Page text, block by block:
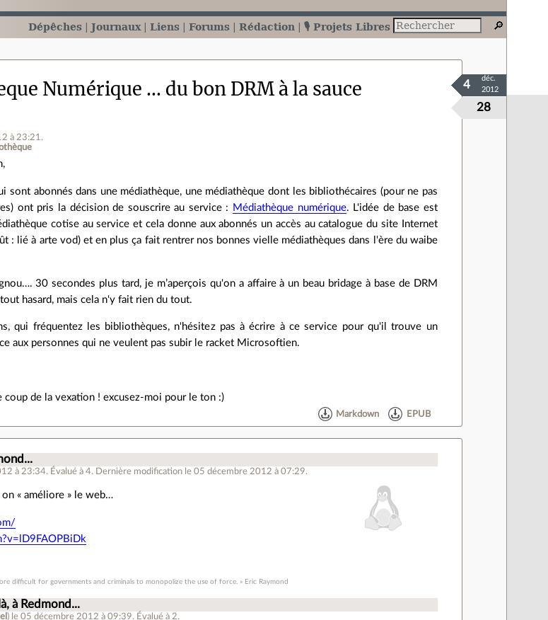
Dépêches Journaux Liens Forums Rédaction 🎙️ Projets Libres
Numérique ... du bon DRM à la sauce
à 23:21 .
28
4
déc.
2012
sont abonnés dans une médiathèque, une médiathèque dont les bibliothécaires (pour ne pas
ont pris la décision de souscrire au service : Médiathèque numérique. L'idée de base est
cotise au service et cela donne aux abonnés un accès au catalogue du site Internet
: lié à arte vod) et en plus ça fait rentrer nos bonnes vielle médiathèques dans l'ère du waibe
30 secondes plus tard, je m’aperçois qu'on a affaire à un beau bridage à base de DRM
hasard, mais cela n'y fait rien du tout.
qui fréquentez les bibliothèques, n'hésitez pas à écrire à ce service pour qu'il trouve un
aux personnes qui ne veulent pas subir le racket Microsoftien.
de la vexation ! excusez-moi pour le ton :)
Markdown EPUB
à 23:34. Évalué à4. Dernière modification le 05 décembre 2012 à 07:29.
on « améliore » le web…
difficult for governments and criminals to monopolize the use of force. » Eric Raymond
à Redmond...
) le 05 décembre 2012 à 09:39. Évalué à 2.